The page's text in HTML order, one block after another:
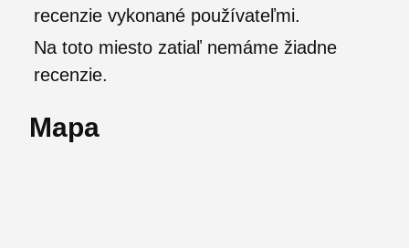
recenzie vykonané používateľmi.
Na toto miesto zatiaľ nemáme žiadne
recenzie.
Mapa